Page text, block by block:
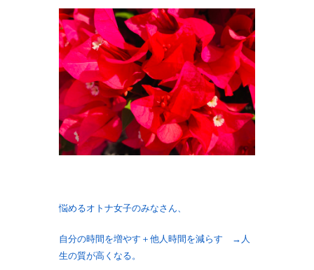
悩めるオトナ女子のみなさん、
自分の時間を増やす＋他人時間を減らす →人
生の質が高くなる。